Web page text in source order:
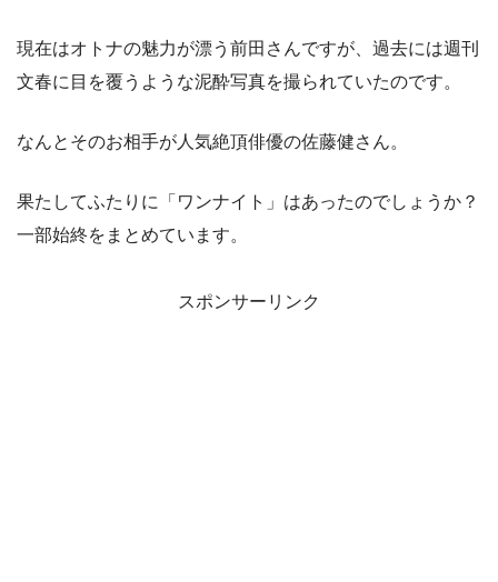
現在はオトナの魅力が漂う前田さんですが、過去には週刊
文春に目を覆うような泥酔写真を撮られていたのです。
なんとそのお相手が人気絶頂俳優の佐藤健さん。
果たしてふたりに「ワンナイト」はあったのでしょうか？
一部始終をまとめています。
スポンサーリンク